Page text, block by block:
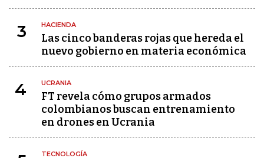
3 HACIENDA
Las cinco banderas rojas que hereda el
nuevo gobierno en materia económica
4 UCRANIA
FT revela cómo grupos armados
colombianos buscan entrenamiento
en drones en Ucrania
TECNOLOGÍA